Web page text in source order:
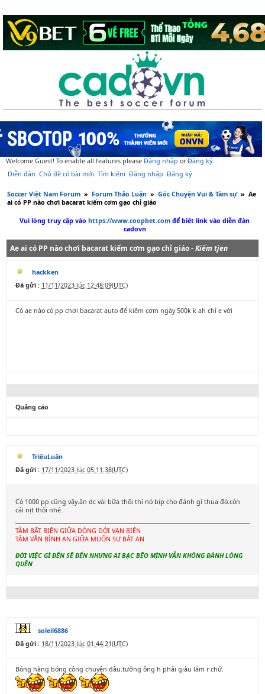
Welcome Guest! To enable all features please Đăng nhập orĐăng ký.
Diễn đàn Chủ đề có bài mới Tìm kiếm Đăng nhập Đăng ký
Soccer Việt Nam Forum » Forum Thảo Luận » Góc Chuyện Vui & Tâm sự » Ae
ai có PP nào chơi bacarat kiếm cơm gạo chỉ giáo
Vui lòng truy cập vàohttps://www.coopbet.comđể biết link vào diễn đàn
cadovn
Ae ai có PP nào chơi bacarat kiếm cơm gạo chỉ giáo -Kiếm tjen
hackken
Đã gửi : 11/11/2023 lúc 12:48:09(UTC)
Có ae nào có pp chơi bacarat auto để kiếm cơm ngày 500k k ah chỉ e với
Quảng cáo
TriệuLuân
Đã gửi : 17/11/2023 lúc 05:11:38(UTC)
Có 1000 pp cũng vậy.ăn dc vài bữa thôi thì nó bịp cho đánh gì thua đó.còn
cái nịt thôi nhé.
TÂM BẤT BIẾN GIỮA DÒNG ĐỜI VẠN BIẾN
TÂM VẪN BÌNH AN GIỮA MUÔN SỰ BẤT AN
ĐỜI VIỆC GÌ ĐẾN SẼ ĐẾN NHƯNG AI BẠC BẼO MÌNH VẪN KHÔNG ĐÀNH LÒNG
QUÊN
soleil6886
Đã gửi : 18/11/2023 lúc 01:44:21(UTC)
Bóng hàng bóng công chuyện đâu.tưởng ông h phải giàu lắm r chứ.